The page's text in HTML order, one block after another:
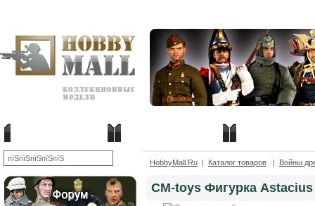
HobbyMall.Ru | Каталог товаров | Войны
CM-toys Фигурка